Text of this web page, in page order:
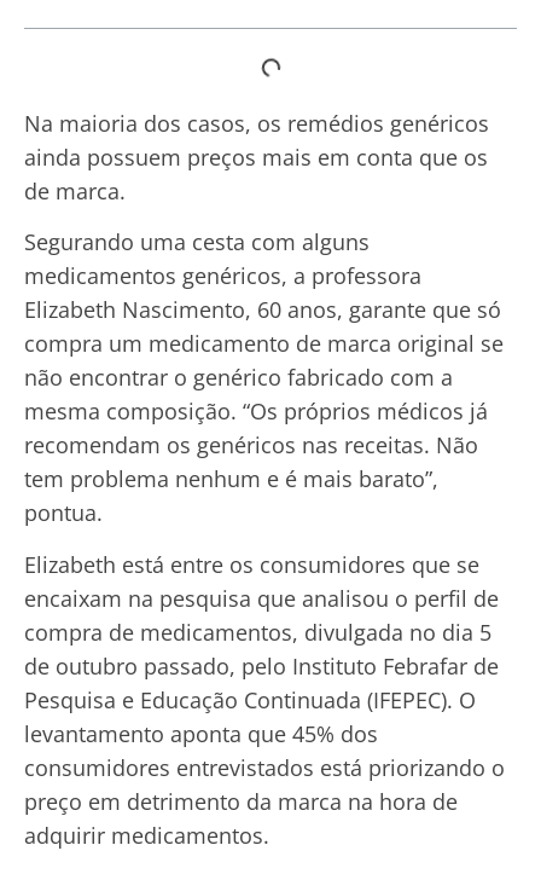
Na maioria dos casos, os remédios genéricos
ainda possuem preços mais em conta que os
de marca.
Segurando uma cesta com alguns
medicamentos genéricos, a professora
Elizabeth Nascimento, 60 anos, garante que só
compra um medicamento de marca original se
não encontrar o genérico fabricado com a
mesma composição. “Os próprios médicos já
recomendam os genéricos nas receitas. Não
tem problema nenhum e é mais barato”,
pontua.
Elizabeth está entre os consumidores que se
encaixam na pesquisa que analisou o perfil de
compra de medicamentos, divulgada no dia 5
de outubro passado, pelo Instituto Febrafar de
Pesquisa e Educação Continuada (IFEPEC). O
levantamento aponta que 45% dos
consumidores entrevistados está priorizando o
preço em detrimento da marca na hora de
adquirir medicamentos.